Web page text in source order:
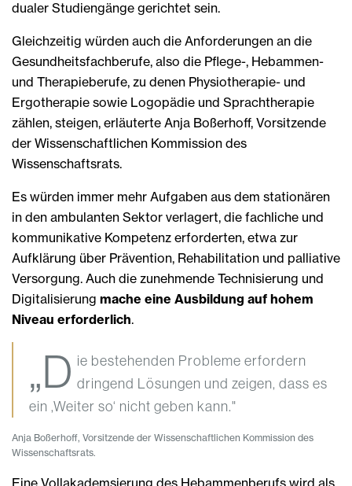
dualer Studiengänge ge­richtet sein.
Gleichzeitig würden auch die Anforderungen an die
Gesundheitsfachberufe, also die Pflege-, Hebammen-
und Therapieberufe, zu denen Physiotherapie- und
Ergotherapie sowie Logopädie und Sprachtherapie
zählen, steigen, erläuterte Anja Boßerhoff, Vorsitzende
der Wissenschaftlichen Kommission des
Wissenschaftsrats.
Es würden immer mehr Aufgaben aus dem stationären
in den ambulanten Sektor verlagert, die fachliche und
kommunikative Kompetenz erforderten, etwa zur
Aufklärung über Prävention, Rehabilitation und palliative
Versorgung. Auch die zunehmende Technisierung und
Digitalisierung mache eine Ausbildung auf hohem
Niveau erforderlich.
„D ie bestehenden Probleme erfordern
dringend Lösungen und zeigen, dass es
ein ,Weiter so‘ nicht geben kann."
Anja Boßerhoff, Vorsitzende der Wissenschaftlichen Kommission des
Wissenschaftsrats.